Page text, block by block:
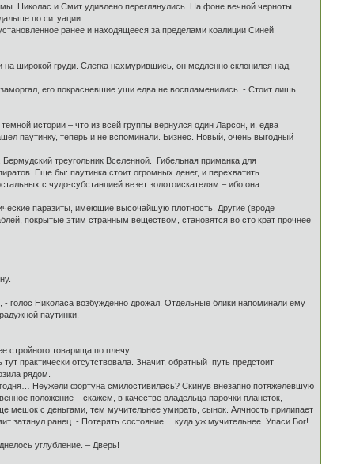
Николас и Смит удивлено переглянулись. На фоне вечной черноты
по ситуации.
ранее и находящееся за пределами коалиции Синей
широкой груди. Слегка нахмурившись, он медленно склонился над
его покрасневшие уши едва не воспламенились. - Стоит лишь
истории – что из всей группы вернулся один Ларсон, и, едва
паутинку, теперь и не вспоминали. Бизнес. Новый, очень выгодный
треугольник Вселенной. Гибельная приманка для
Еще бы: паутинка стоит огромных денег, и перехватить
с чудо-субстанцией везет золотоискателям – ибо она
паразиты, имеющие высочайшую плотность. Другие (вроде
покрытые этим странным веществом, становятся во сто крат прочнее
голос Николаса возбужденно дрожал. Отдельные блики напоминали ему
паутинки.
стройного товарища по плечу.
практически отсутствовала. Значит, обратный путь предстоит
рядом.
Неужели фортуна смилостивилась? Скинув внезапно потяжелевшую
положение – скажем, в качестве владельца парочки планеток,
с деньгами, тем мучительнее умирать, сынок. Алчность прилипает
затянул ранец. - Потерять состояние… куда уж мучительнее. Упаси Бог!
углубление. – Дверь!